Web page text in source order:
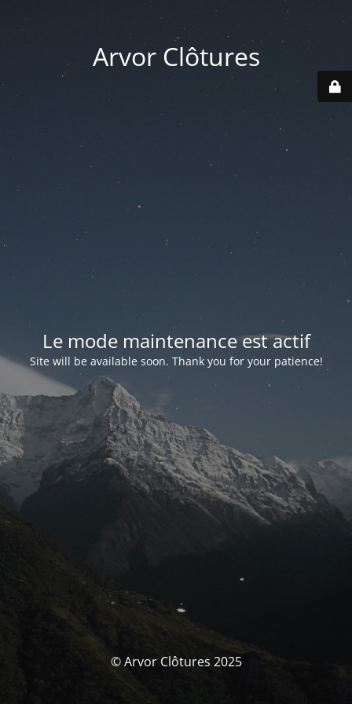
Arvor Clôtures
Le mode maintenance est actif
Site will be available soon. Thank you for your patience!
© Arvor Clôtures 2025